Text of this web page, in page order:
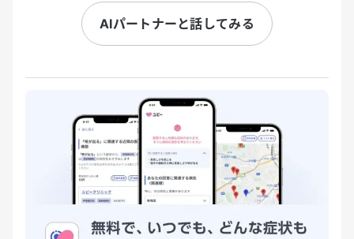
AIパートナーと話してみる